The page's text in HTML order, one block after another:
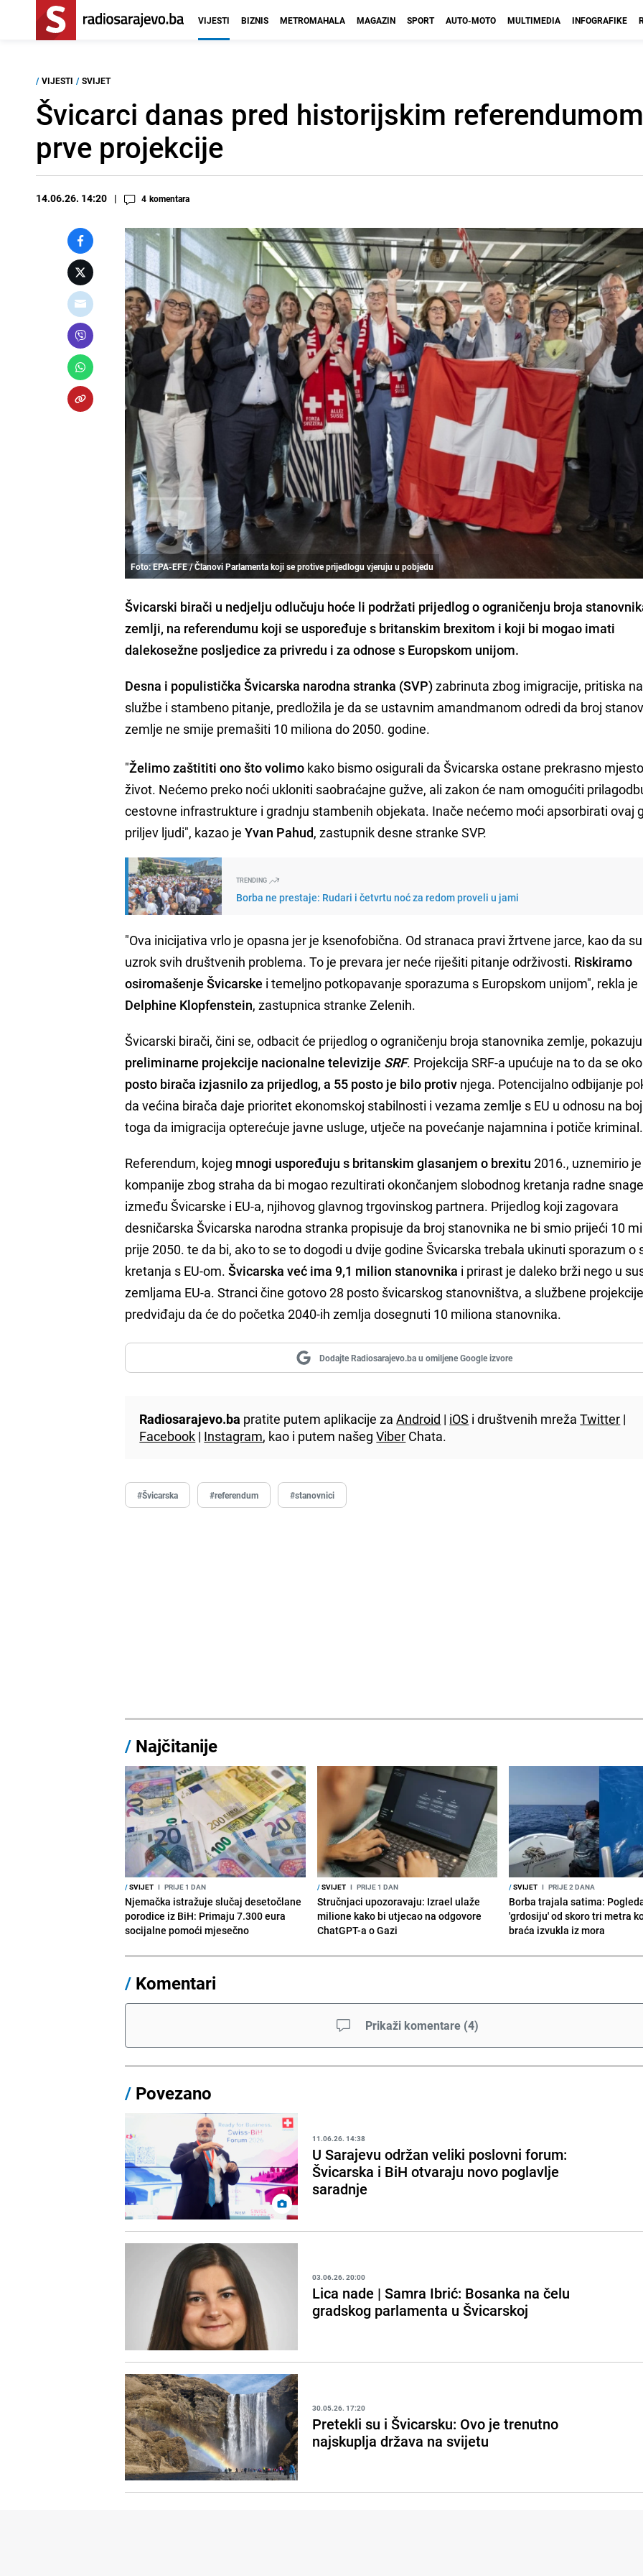
VIJESTI BIZNIS METROMAHALA MAGAZIN SPORT AUTO-MOTO MULTIMEDIA INFOGRAFIKE
/ VIJESTI / SVIJET
Švicarci danas pred historijskim
prve projekcije
14.06.26. 14:20 4 komentara
Foto: EPA-EFE / Članovi Parlamenta koji se protive prijedlogu vjeruju u pobjedu
Švicarski birači u nedjelju odlučuju hoće li podržati prijedlog o ograničenju broja
zemlji, na referendumu koji se uspoređuje s britanskim brexitom i koji bi mogao imati
dalekosežne posljedice za privredu i za odnose s Europskom unijom.
Desna i populistička Švicarska narodna stranka (SVP)zabrinuta zbog imigracije, pritiska
službe i stambeno pitanje, predložila je da se ustavnim amandmanom odredi da broj
zemlje ne smije premašiti 10 miliona do 2050. godine.
"Želimo zaštititi ono što volimo kako bismo osigurali da Švicarska ostane prekrasno
život. Nećemo preko noći ukloniti saobraćajne gužve, ali zakon će nam omogućiti
cestovne infrastrukture i gradnju stambenih objekata. Inače nećemo moći apsorbirati ovaj
priljev ljudi", kazao jeYvan Pahud, zastupnik desne stranke SVP.
TRENDING
Borba ne prestaje: Rudari i četvrtu noć za redom proveli u jami
"Ova inicijativa vrlo je opasna jer je ksenofobična. Od stranaca pravi žrtvene jarce, kao da
uzrok svih društvenih problema. To je prevara jer neće riješiti pitanje održivosti. Riskiramo
osiromašenje Švicarske i temeljno potkopavanje sporazuma s Europskom unijom", rekla je
Delphine Klopfenstein, zastupnica stranke Zelenih.
Švicarski birači, čini se, odbacit će prijedlog o ograničenju broja stanovnika zemlje, pokazuju
preliminarne projekcije nacionalne televizije SRF. Projekcija SRF-a upućuje na to da se
posto birača izjasnilo za prijedlog, a 55 posto je bilo protiv njega. Potencijalno odbijanje
da većina birača daje prioritet ekonomskoj stabilnosti i vezama zemlje s EU u odnosu na
toga da imigracija opterećuje javne usluge, utječe na povećanje najamnina i potiče kriminal.
Referendum, kojeg mnogi uspoređuju s britanskim glasanjem o brexitu 2016., uznemirio je
kompanije zbog straha da bi mogao rezultirati okončanjem slobodnog kretanja radne
između Švicarske i EU-a, njihovog glavnog trgovinskog partnera. Prijedlog koji zagovara
desničarska Švicarska narodna stranka propisuje da broj stanovnika ne bi smio prijeći 10
prije 2050. te da bi, ako to se to dogodi u dvije godine Švicarska trebala ukinuti sporazum o
kretanja s EU-om.Švicarska već ima 9,1 milion stanovnika i prirast je daleko brži nego u
zemljama EU-a. Stranci čine gotovo 28 posto švicarskog stanovništva, a službene
predviđaju da će do početka 2040-ih zemlja dosegnuti 10 miliona stanovnika.
Dodajte Radiosarajevo.ba u omiljene Google izvore
Radiosarajevo.ba pratite putem aplikacije zaAndroid | iOS i društvenih mrežaTwitter |
Facebook | Instagram, kao i putem našegViber Chata.
#Švicarska #referendum #stanovnici
/ Najčitanije
/SVIJET I PRIJE 1 DAN
Njemačka istražuje slučaj desetočlane
porodice iz BiH: Primaju 7.300 eura
socijalne pomoći mjesečno
/SVIJET I PRIJE 1 DAN
Stručnjaci upozoravaju: Izrael ulaže
milione kako bi utjecao na odgovore
ChatGPT-a o Gazi
/SVIJET I PRIJE 2 DANA
Borba trajala satima:
'grdosiju' od skoro tri metra
braća izvukla iz mora
/ Komentari
Prikaži komentare (4)
/ Povezano
11.06.26. 14:38
U Sarajevu održan veliki poslovni forum:
Švicarska i BiH otvaraju novo poglavlje
saradnje
03.06.26. 20:00
Lica nade | Samra Ibrić: Bosanka na čelu
gradskog parlamenta u Švicarskoj
30.05.26. 17:20
Pretekli su i Švicarsku: Ovo je trenutno
najskuplja država na svijetu